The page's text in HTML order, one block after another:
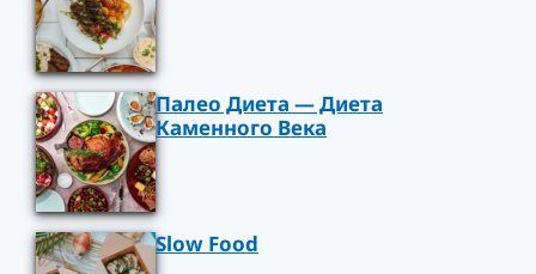
Палео Диета — Диета
Каменного Века
Slow Food